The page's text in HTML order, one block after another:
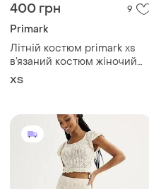
400 грн 9
Primark
Літній костюм primark xs
в’язаний костюм жіночий
костюм двійка топ з
ХS